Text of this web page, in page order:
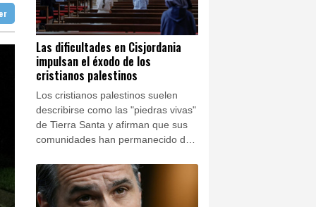
26 °C
Buenos Aires
8 °C
12 °C
de EEUU
Las dificultades en Cisjordania
impulsan el éxodo de los
cristianos palestinos
Los cristianos palestinos suelen
describirse como las "piedras vivas"
de Tierra Santa y afirman que sus
comunidades han permanecido de
durante los últimos 2.000 años. Sin
embargo, algunos líderes religiosos
temen que esa presencia histórica